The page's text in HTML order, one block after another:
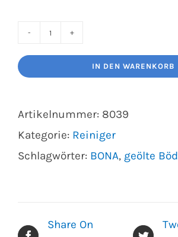
Reiniger
(WM700141035)
Menge
IN DEN WARENKORB
Artikelnummer: 8039
Kategorie: Reiniger
Schlagwörter: BONA, geölte
Share On